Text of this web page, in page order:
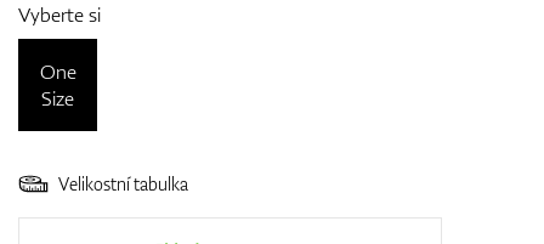
Vyberte si
One
Size
Velikostní tabulka